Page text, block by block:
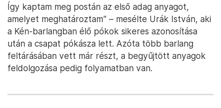
Így kaptam meg postán az első adag anyagot,
amelyet meghatároztam” – mesélte Urák István, aki
a Kén-barlangban élő pókok sikeres azonosítása
után a csapat pókásza lett. Azóta több barlang
feltárásában vett már részt, a begyűjtött anyagok
feldolgozása pedig folyamatban van.